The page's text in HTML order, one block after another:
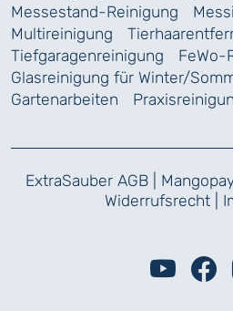
Messestand-Reinigung
Multireinigung
Tiefgaragenreinigung
FeWo-
Glasreinigung für Winter/
Gartenarbeiten
ExtraSauber AGB
Widerrufsrecht